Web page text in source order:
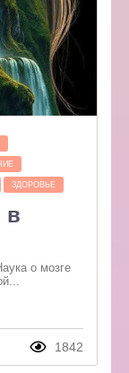
ЗДОРОВЬЕ
в
о мозге
1842